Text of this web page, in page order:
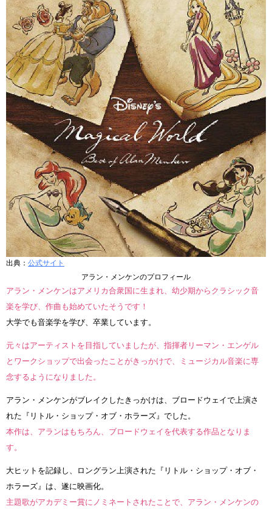
出典： 公式サイト
アラン・メンケンのプロフィール
アラン・メンケンはアメリカ合衆国に生まれ、幼少期からクラシック音
楽を学び、作曲も始めていたそうです！
大学でも音楽学を学び、卒業しています。
元々はアーティストを目指していましたが、指揮者リーマン・エンゲル
とワークショップで出会ったことがきっかけで、ミュージカル音楽に専
念するようになりました。
アラン・メンケンがブレイクしたきっかけは、ブロードウェイで上演さ
れた『リトル・ショップ・オブ・ホラーズ』でした。
本作は、アランはもちろん、ブロードウェイを代表する作品となりま
す。
大ヒットを記録し、ロングラン上演された『リトル・ショップ・オブ・
ホラーズ』は、遂に映画化。
主題歌がアカデミー賞にノミネートされたことで、アラン・メンケンの